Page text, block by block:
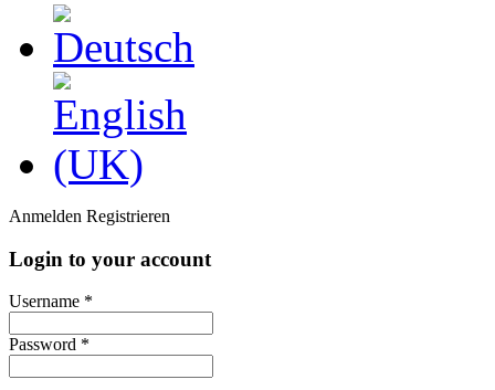
Anmelden Registrieren
Login to your account
Username *
Password *